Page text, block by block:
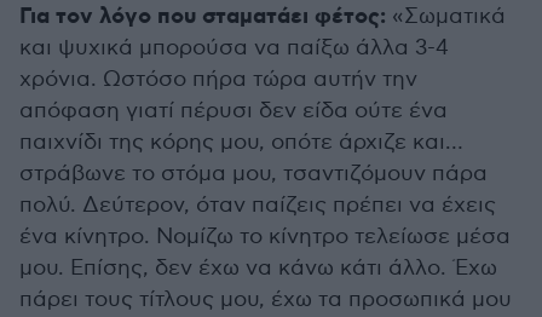
Για τον λόγο που σταματάει φέτος: «Σωματικά
και ψυχικά μπορούσα να παίξω άλλα 3-4
χρόνια. Ωστόσο πήρα τώρα αυτήν την
απόφαση γιατί πέρυσι δεν είδα ούτε ένα
παιχνίδι της κόρης μου, οπότε άρχιζε και…
στράβωνε το στόμα μου, τσαντιζόμουν πάρα
πολύ. Δεύτερον, όταν παίζεις πρέπει να έχεις
ένα κίνητρο. Νομίζω το κίνητρο τελείωσε μέσα
μου. Επίσης, δεν έχω να κάνω κάτι άλλο. Έχω
πάρει τους τίτλους μου, έχω τα προσωπικά μου